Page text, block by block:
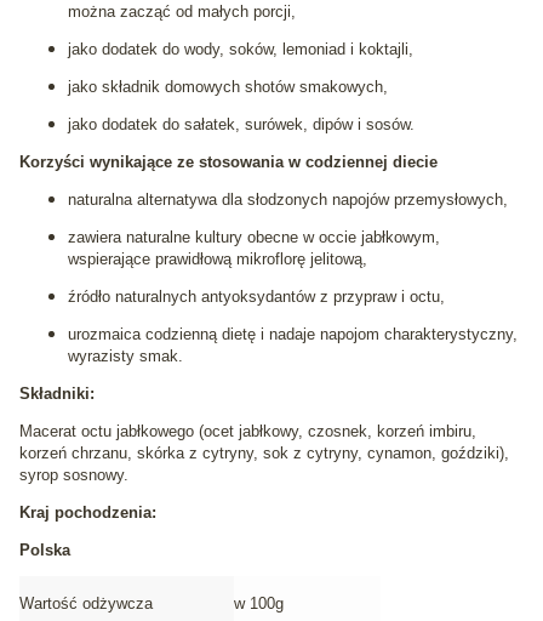
można zacząć od małych porcji,
jako dodatek do wody, soków, lemoniad i koktajli,
jako składnik domowych shotów smakowych,
jako dodatek do sałatek, surówek, dipów i sosów.
Korzyści wynikające ze stosowania w codziennej diecie
naturalna alternatywa dla słodzonych napojów przemysłowych,
zawiera naturalne kultury obecne w occie jabłkowym,
wspierające prawidłową mikroflorę jelitową,
źródło naturalnych antyoksydantów z przypraw i octu,
urozmaica codzienną dietę i nadaje napojom charakterystyczny,
wyrazisty smak.
Składniki:
Macerat octu jabłkowego (ocet jabłkowy, czosnek, korzeń imbiru,
korzeń chrzanu, skórka z cytryny, sok z cytryny, cynamon, goździki),
syrop sosnowy.
Kraj pochodzenia:
Polska
Wartość odżywcza w 100g